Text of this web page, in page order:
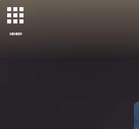
MEMBER